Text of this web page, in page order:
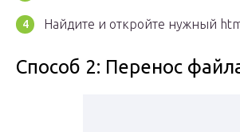
Найдите и откройте нужный
Способ 2: Перенос